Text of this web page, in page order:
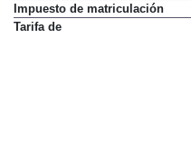
Impuesto de matriculación
Tarifa de